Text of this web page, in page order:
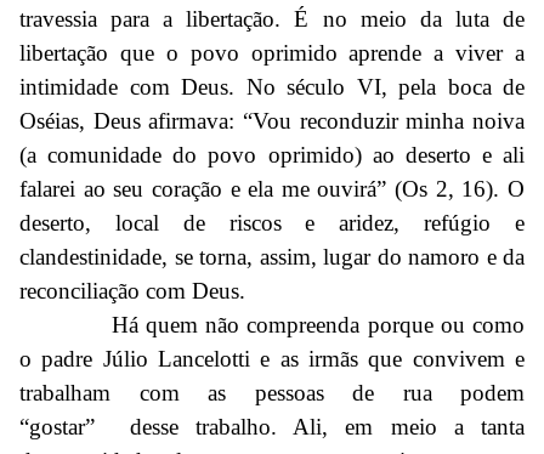
travessia para a libertação. É no meio da luta de
libertação que o povo oprimido aprende a viver a
intimidade com Deus. No século VI, pela boca de
Oséias, Deus afirmava: “Vou reconduzir minha noiva
(a comunidade do povo oprimido) ao deserto e ali
falarei ao seu coração e ela me ouvirá” (Os 2, 16). O
deserto, local de riscos e aridez, refúgio e
clandestinidade, se torna, assim, lugar do namoro e da
reconciliação com Deus.
Há quem não compreenda porque ou como
o padre Júlio Lancelotti e as irmãs que convivem e
trabalham com as pessoas de rua podem
“gostar” desse trabalho. Ali, em meio a tanta